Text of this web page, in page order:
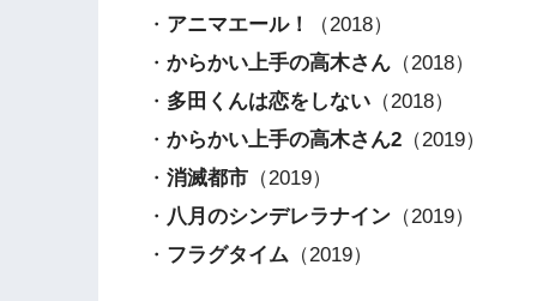
・ アニマエール！
（2018）
・ からかい上手の高木さん （2018）
・ 多田くんは恋をしない （2018）
・ からかい上手の高木さん2 （2019）
・ 消滅都市 （2019）
・ 八月のシンデレラナイン （2019）
・ フラグタイム （2019）